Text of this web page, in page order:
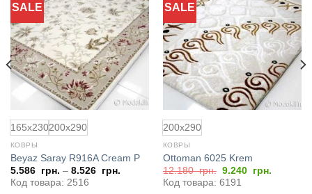
SALE
Добавить
в
избранное
165x230200x290
КОВРЫ
Beyaz Saray R916A Cream P
5.586 грн. – 8.526 грн.
Код товара: 2516
SALE
Добавить
в
избранное
200x290
КОВРЫ
Ottoman 6025 Krem
12.180грн. Первоначальная
цена
составляла
9.240 грн.Текущая
Код товара: 6191